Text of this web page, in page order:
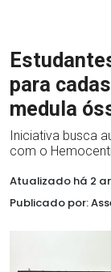
para
medula
Iniciativa busca
com o
Atualizado há 2
Publicado por: